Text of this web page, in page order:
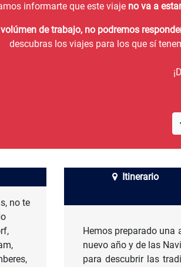
informarte que este viaje no va a
de trabajo, no podremos
descubras los viajes para los que sí
Itinerario
Hemos preparado una
nuevo año y de las
para descubrir las
no te